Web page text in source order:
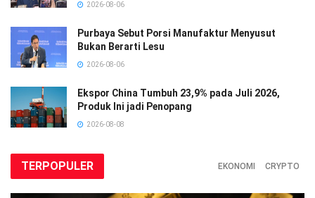
2026-08-06
Purbaya Sebut Porsi Manufaktur Menyusut
Bukan Berarti Lesu
2026-08-06
Ekspor China Tumbuh 23,9% pada Juli 2026,
Produk Ini jadi Penopang
2026-08-08
TERPOPULER EKONOMI CRYPTO